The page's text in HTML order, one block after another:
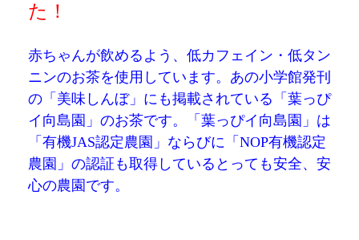
た！
赤ちゃんが飲めるよう、低カフェイン・低タン
ニンのお茶を使用しています。あの小学館発刊
の「美味しんぼ」にも掲載されている「葉っぴ
イ向島園」のお茶です。「葉っぴイ向島園」は
「有機JAS認定農園」ならびに「NOP有機認定
農園」の認証も取得しているとっても安全、安
心の農園です。